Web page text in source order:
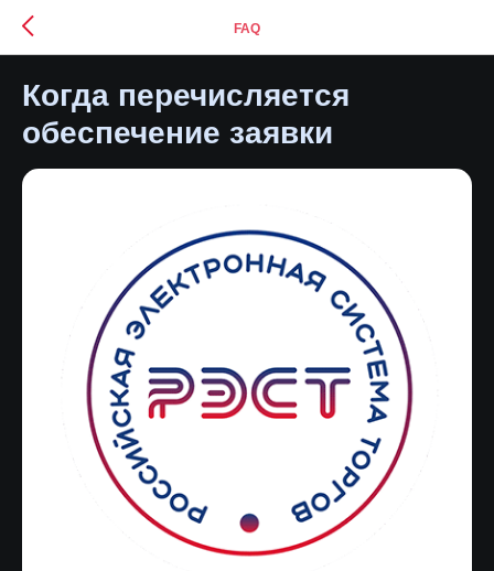
FAQ
Когда перечисляется
обеспечение заявки